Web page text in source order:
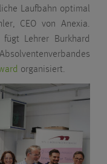
Laufbahn optimal
CEO von Anexia.
Lehrer Burkhard
organisiert.